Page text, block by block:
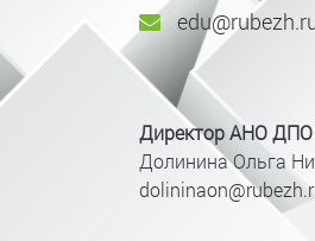
Директор АНО
Долинина Ольга